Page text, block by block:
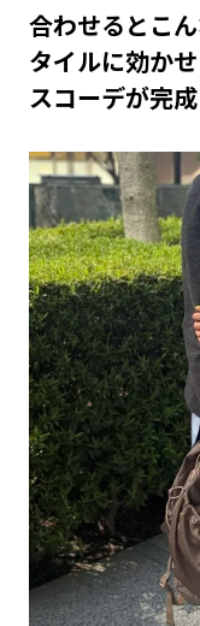
合わせるとこ
タイルに効か
スコーデが完成